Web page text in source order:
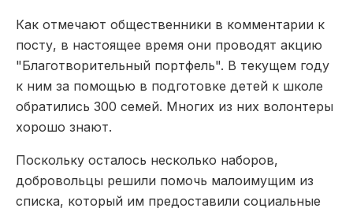
Как отмечают общественники в комментарии к
посту, в настоящее время они проводят акцию
"Благотворительный портфель". В текущем году
к ним за помощью в подготовке детей к школе
обратились 300 семей. Многих из них волонтеры
хорошо знают.
Поскольку осталось несколько наборов,
добровольцы решили помочь малоимущим из
списка, который им предоставили социальные